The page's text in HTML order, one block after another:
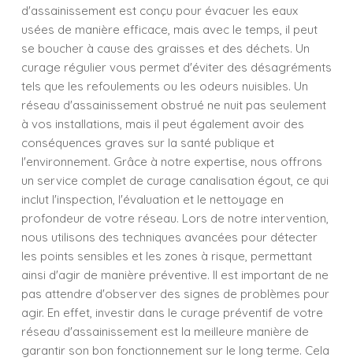
d'assainissement est conçu pour évacuer les eaux
usées de manière efficace, mais avec le temps, il peut
se boucher à cause des graisses et des déchets. Un
curage régulier vous permet d'éviter des désagréments
tels que les refoulements ou les odeurs nuisibles. Un
réseau d'assainissement obstrué ne nuit pas seulement
à vos installations, mais il peut également avoir des
conséquences graves sur la santé publique et
l'environnement. Grâce à notre expertise, nous offrons
un service complet de curage canalisation égout, ce qui
inclut l'inspection, l'évaluation et le nettoyage en
profondeur de votre réseau. Lors de notre intervention,
nous utilisons des techniques avancées pour détecter
les points sensibles et les zones à risque, permettant
ainsi d'agir de manière préventive. Il est important de ne
pas attendre d'observer des signes de problèmes pour
agir. En effet, investir dans le curage préventif de votre
réseau d'assainissement est la meilleure manière de
garantir son bon fonctionnement sur le long terme. Cela